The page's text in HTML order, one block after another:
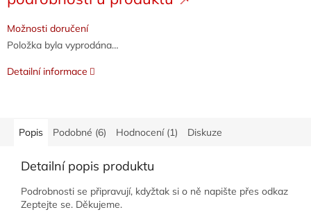
Možnosti doručení
Položka byla vyprodána…
Detailní informace
Popis Podobné (6) Hodnocení (1) Diskuze
Detailní popis produktu
Podrobnosti se připravují, kdyžtak si o ně napište přes odkaz
Zeptejte se. Děkujeme.